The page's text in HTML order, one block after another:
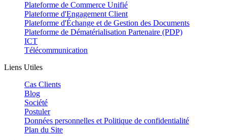
Plateforme de Commerce Unifié
Plateforme d'Engagement Client
Plateforme d'Échange et de Gestion des Documents
Plateforme de Dématérialisation Partenaire (PDP)
ICT
Télécommunication
Liens Utiles
Cas Clients
Blog
Société
Postuler
Données personnelles et Politique de confidentialité
Plan du Site